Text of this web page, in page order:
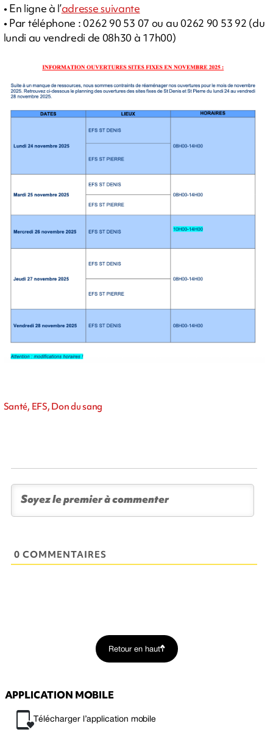
• En ligne à l’adresse suivante
• Par téléphone : 0262 90 53 07 ou au 0262 90 53 92 (du
lundi au vendredi de 08h30 à 17h00)
Santé, EFS, Don du sang
0 COMMENTAIRES
Retour en haut
APPLICATION MOBILE
Télécharger l’application mobile